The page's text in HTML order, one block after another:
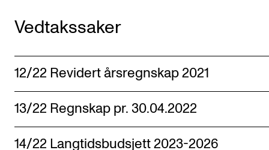
Aktuelle saker
Biblioteket
Vedtakssaker
12/22 Revidert årsregnskap 2021
13/22 Regnskap pr. 30.04.2022
14/22 Langtidsbudsjett 2023-2026